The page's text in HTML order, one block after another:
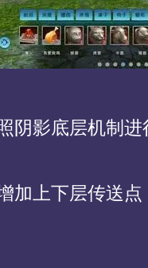
阴影底层机制
加上下层传送